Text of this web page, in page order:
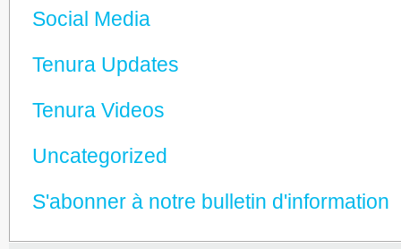
Social Media
Tenura Updates
Tenura Videos
Unca­tego­rized
S'abonner à notre bulletin d'information